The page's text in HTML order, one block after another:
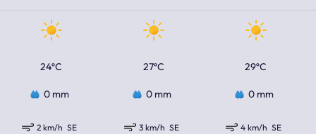
24ºC 27ºC 29ºC
0 mm 0 mm 0 mm
2 km/h SE 3 km/h SE 4 km/h SE